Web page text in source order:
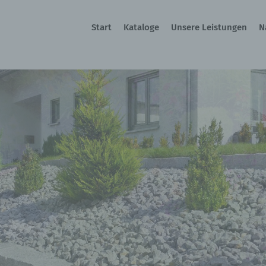
Start Kataloge Unsere Leistungen